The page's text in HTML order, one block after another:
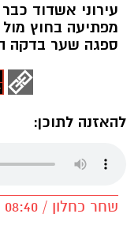
עירוני אשדוד
מפתיעה בחוץ
ספגה שער בדקה ה- 87 והמשיכה להפסיד
להאזנה לתוכן:
שחר כחלון / 08:40 03.02.23